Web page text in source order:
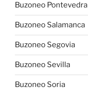
Buzoneo Pontevedra
Buzoneo Salamanca
Buzoneo Segovia
Buzoneo Sevilla
Buzoneo Soria